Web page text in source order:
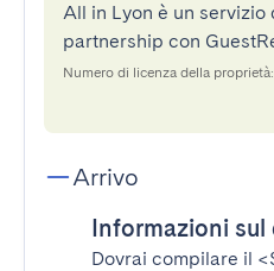
All in Lyon è un
partnership con
Numero di licenza della
Arrivo
Informazioni sul
Dovrai compilare il